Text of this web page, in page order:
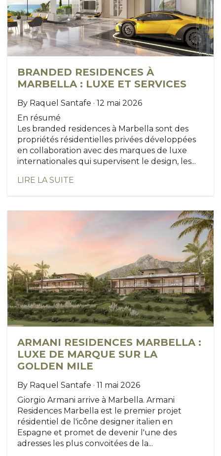
BRANDED RESIDENCES À
MARBELLA : LUXE ET SERVICES
By Raquel Santafe · 12 mai 2026
En résumé
Les branded residences à Marbella sont des
propriétés résidentielles privées développées
en collaboration avec des marques de luxe
internationales qui supervisent le design, les...
LIRE LA SUITE
ARMANI RESIDENCES MARBELLA :
LUXE DE MARQUE SUR LA
GOLDEN MILE
By Raquel Santafe · 11 mai 2026
Giorgio Armani arrive à Marbella. Armani
Residences Marbella est le premier projet
résidentiel de l'icône designer italien en
Espagne et promet de devenir l'une des
adresses les plus convoitées de la...